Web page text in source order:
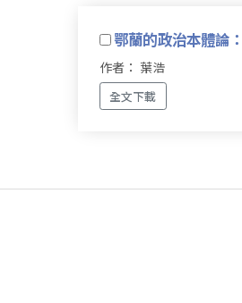
鄂蘭的政治本體論
作者： 葉浩
全文下載